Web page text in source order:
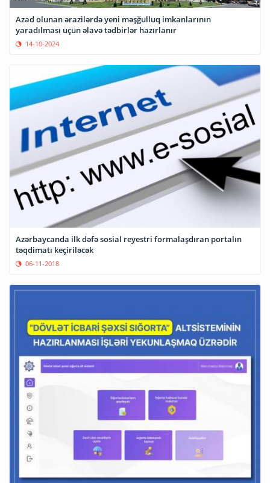
Azad olunan ərazilərdə yeni məşğulluq imkanlarının
yaradılması üçün əlavə tədbirlər hazırlanır
14-10-2024
Azərbaycanda ilk dəfə sosial reyestri formalaşdıran portalın
təqdimatı keçiriləcək
06-11-2018